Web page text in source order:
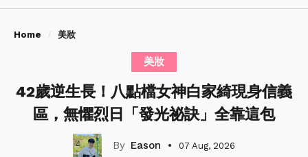
Home 美妝
美妝
42歲逆生長！八點檔女神白家綺現身信義
區，無懼烈日「發光祕訣」全靠這包
Eason 07 Aug, 2026